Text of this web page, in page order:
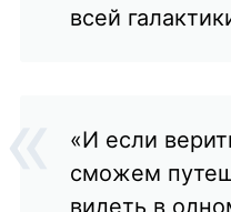
всей
«И если
сможем
видеть в